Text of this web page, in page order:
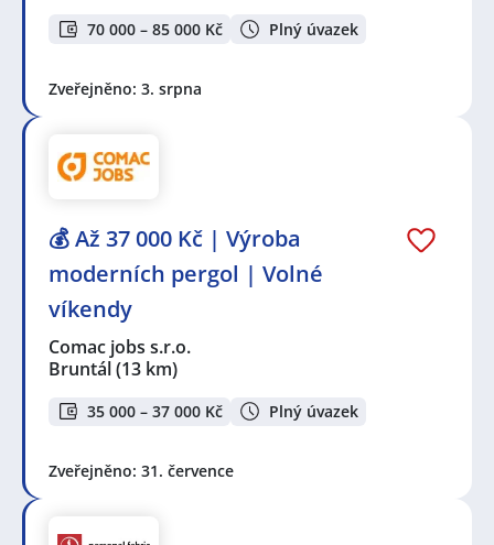
70 000 – 85 000 Kč Plný úvazek
Zveřejněno: 3. srpna
💰 Až 37 000 Kč | Výroba
moderních pergol | Volné
víkendy
Comac jobs s.r.o.
Bruntál(13 km)
35 000 – 37 000 Kč Plný úvazek
Zveřejněno: 31. července